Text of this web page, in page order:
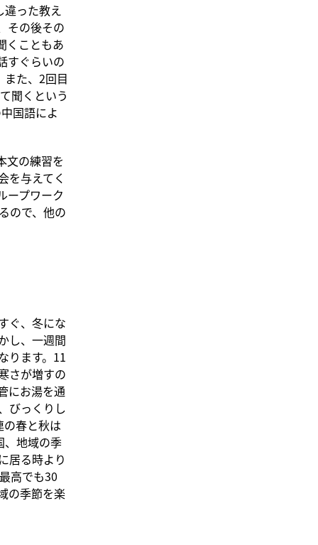
った教え
その後その
くこともあ
すぐらいの
た、2回目
聞くという
国語によ
文の練習を
を与えてく
ープワーク
ので、他の
ぐ、冬にな
し、一週間
ります。11
さが増すの
にお湯を通
びっくりし
春と秋は
、地域の季
居る時より
高でも30
の季節を楽